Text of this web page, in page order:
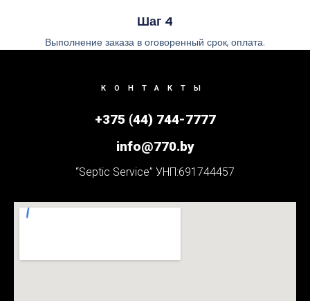
Шаг 4
Выполнение заказа в оговоренный срок, оплата.
КОНТАКТЫ
+375 (44) 744-7777
info@770.by
“Septic Service” УНП:691744457